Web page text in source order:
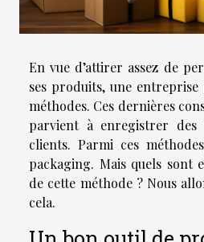
En vue d’attirer assez de
ses produits, une
méthodes. Ces dernières
parvient à enregistrer
clients. Parmi ces
packaging. Mais quels sont
de cette méthode ? Nous
cela.